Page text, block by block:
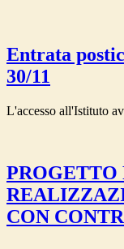
Entrata
30/11
L'accesso all'Istituto
PROGETTO
CON